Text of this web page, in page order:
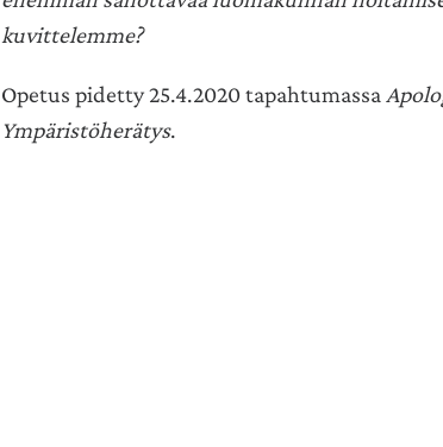
kuvittelemme?
Opetus pidetty 25.4.2020 tapahtumassa
Ympäristöherätys.